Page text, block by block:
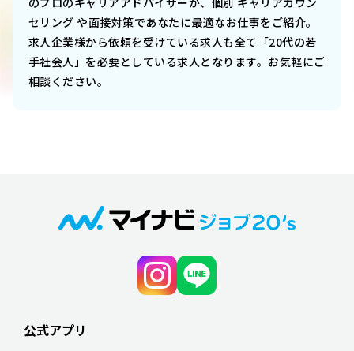
セリング や面接対策であなたに最適なお仕事をご紹介。
求人企業様から依頼を受けている求人も全て「20代の若
手社会人」を必要としている求人となります。お気軽にご
相談ください。
公式アプリ